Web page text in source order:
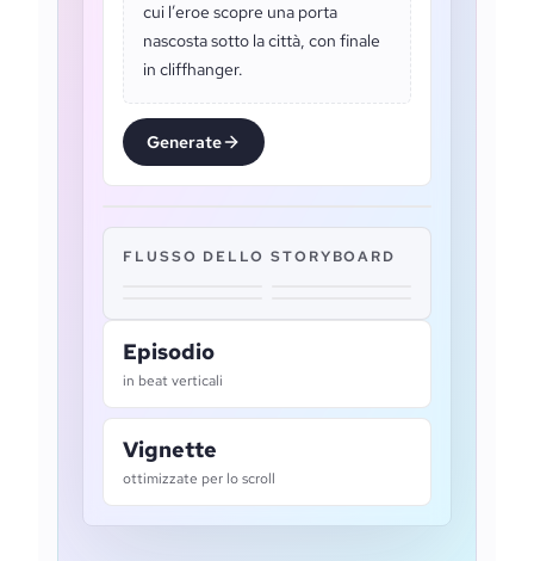
cui l’eroe scopre una porta
nascosta sotto la città, con finale
in cliffhanger.
Generate
FLUSSO DELLO STORYBOARD
Episodio
in beat verticali
Vignette
ottimizzate per lo scroll